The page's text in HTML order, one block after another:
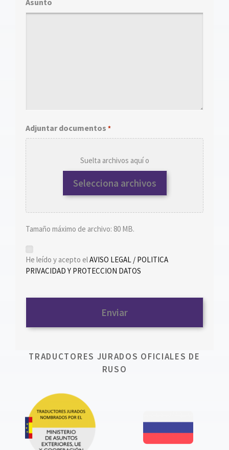
Adjuntar documentos *
Suelta archivos aquí o
Selecciona archivos
Tamaño máximo de archivo: 80 MB.
He leído y acepto elAVISO LEGAL / POLITICA
PRIVACIDAD Y PROTECCION DATOS
TRADUCTORES JURADOS OFICIALES DE
RUSO